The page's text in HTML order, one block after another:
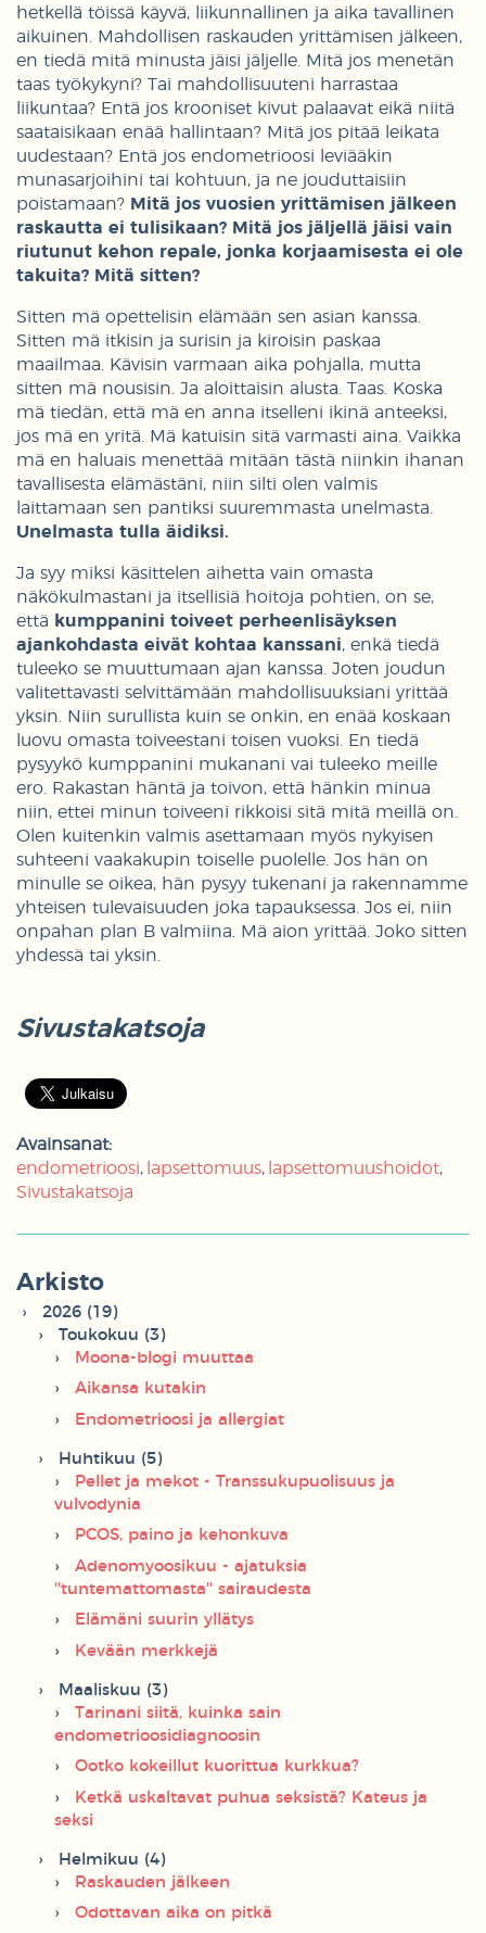
hetkellä töissä käyvä, liikunnallinen ja aika tavallinen
aikuinen. Mahdollisen raskauden yrittämisen jälkeen,
en tiedä mitä minusta jäisi jäljelle. Mitä jos menetän
taas työkykyni? Tai mahdollisuuteni harrastaa
liikuntaa? Entä jos krooniset kivut palaavat eikä niitä
saataisikaan enää hallintaan? Mitä jos pitää leikata
uudestaan? Entä jos endometrioosi leviääkin
munasarjoihini tai kohtuun, ja ne jouduttaisiin
poistamaan? Mitä jos vuosien yrittämisen jälkeen
raskautta ei tulisikaan? Mitä jos jäljellä jäisi vain
riutunut kehon repale, jonka korjaamisesta ei ole
takuita? Mitä sitten?
Sitten mä opettelisin elämään sen asian kanssa.
Sitten mä itkisin ja surisin ja kiroisin paskaa
maailmaa. Kävisin varmaan aika pohjalla, mutta
sitten mä nousisin. Ja aloittaisin alusta. Taas. Koska
mä tiedän, että mä en anna itselleni ikinä anteeksi,
jos mä en yritä. Mä katuisin sitä varmasti aina. Vaikka
mä en haluais menettää mitään tästä niinkin ihanan
tavallisesta elämästäni, niin silti olen valmis
laittamaan sen pantiksi suuremmasta unelmasta.
Unelmasta tulla äidiksi.
Ja syy miksi käsittelen aihetta vain omasta
näkökulmastani ja itsellisiä hoitoja pohtien, on se,
että kumppanini toiveet perheenlisäyksen
ajankohdasta eivät kohtaa kanssani, enkä tiedä
tuleeko se muuttumaan ajan kanssa. Joten joudun
valitettavasti selvittämään mahdollisuuksiani yrittää
yksin. Niin surullista kuin se onkin, en enää koskaan
luovu omasta toiveestani toisen vuoksi. En tiedä
pysyykö kumppanini mukanani vai tuleeko meille
ero. Rakastan häntä ja toivon, että hänkin minua
niin, ettei minun toiveeni rikkoisi sitä mitä meillä on.
Olen kuitenkin valmis asettamaan myös nykyisen
suhteeni vaakakupin toiselle puolelle. Jos hän on
minulle se oikea, hän pysyy tukenani ja rakennamme
yhteisen tulevaisuuden joka tapauksessa. Jos ei, niin
onpahan plan B valmiina. Mä aion yrittää. Joko sitten
yhdessä tai yksin.
Sivustakatsoja
Avainsanat:
endometrioosi
lapsettomuus
lapsettomuushoidot
Sivustakatsoja
Arkisto
2026 (19)
Toukokuu (3)
Moona-blogi muuttaa
Aikansa kutakin
Endometrioosi ja allergiat
Huhtikuu (5)
Pellet ja mekot - Transsukupuolisuus ja
vulvodynia
PCOS, paino ja kehonkuva
Adenomyoosikuu - ajatuksia
''tuntemattomasta'' sairaudesta
Elämäni suurin yllätys
Kevään merkkejä
Maaliskuu (3)
Tarinani siitä, kuinka sain
endometrioosidiagnoosin
Ootko kokeillut kuorittua kurkkua?
Ketkä uskaltavat puhua seksistä? Kateus ja
seksi
Helmikuu (4)
Raskauden jälkeen
Odottavan aika on pitkä